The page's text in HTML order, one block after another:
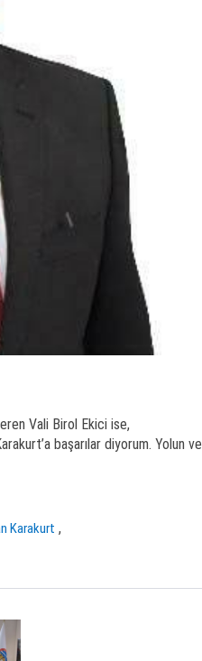
Vali Birol Ekici ise,
başarılar diyorum. Yolun ve
Karakurt ,